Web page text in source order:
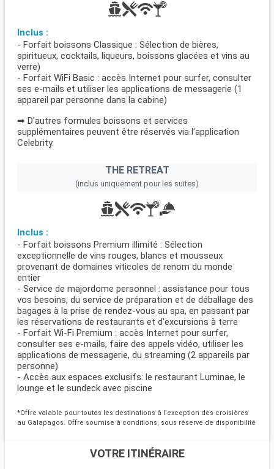
Inclus :
- Forfait boissons Classique : Sélection de bières,
spiritueux, cocktails, liqueurs, boissons glacées et vins au
verre)
- Forfait WiFi Basic : accès Internet pour surfer, consulter
ses e-mails et utiliser les applications de messagerie (1
appareil par personne dans la cabine)
➡ D'autres formules boissons et services
supplémentaires peuvent être réservés via l'application
Celebrity.
THE RETREAT
(inclus uniquement pour les suites)
Inclus :
- Forfait boissons Premium illimité : Sélection
exceptionnelle de vins rouges, blancs et mousseux
provenant de domaines viticoles de renom du monde
entier
- Service de majordome personnel : assistance pour tous
vos besoins, du service de préparation et de déballage des
bagages à la prise de rendez-vous au spa, en passant par
les réservations de restaurants et d'excursions à terre
- Forfait Wi-Fi Premium : accès Internet pour surfer,
consulter ses e-mails, faire des appels vidéo, utiliser les
applications de messagerie, du streaming (2 appareils par
personne)
- Accès aux espaces exclusifs: le restaurant Luminae, le
lounge et le sundeck avec piscine
*Offre valable pour toutes les destinations à l’exception des croisières
au Galapagos. Offre soumise à conditions, sous réserve de disponibilité
VOTRE ITINÉRAIRE